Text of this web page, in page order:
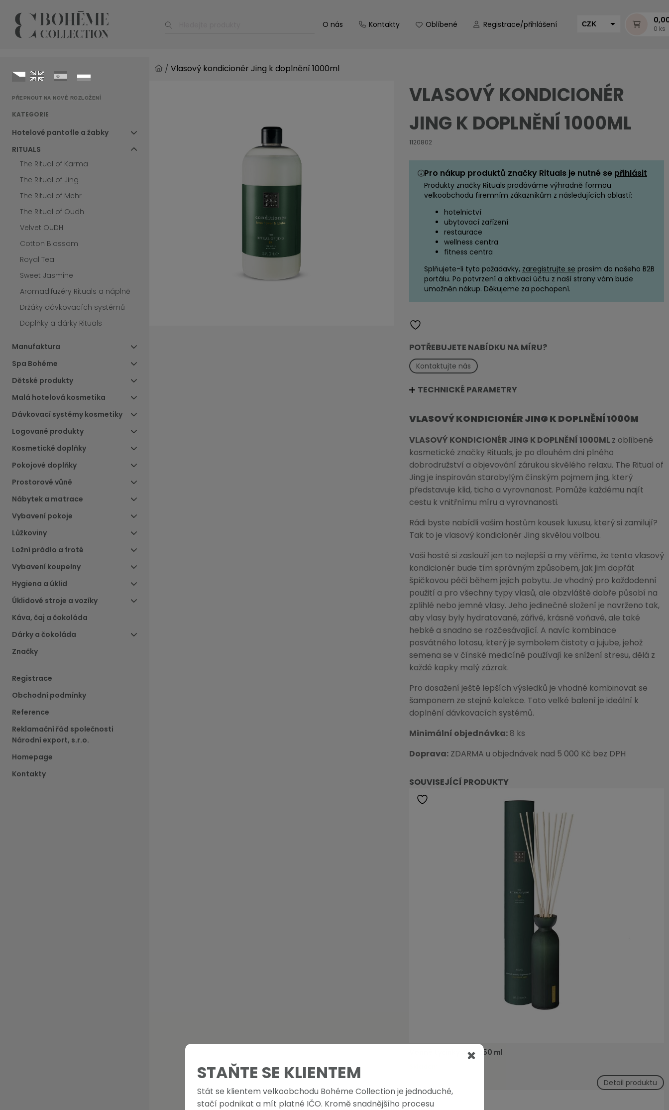
O nás Kontakty Oblíbené Registrace/přihlášení CZK
0 ks
PŘEPNOUT NA NOVÉ ROZLOŽENÍ
KATEGORIE
Hotelové pantofle a žabky
RITUALS
The Ritual of Karma
The Ritual of Jing
The Ritual of Mehr
The Ritual of Oudh
Velvet OUDH
Cotton Blossom
Royal Tea
Sweet Jasmine
Aromadifuzéry Rituals a náplně
Držáky dávkovacích systémů
Doplňky a dárky Rituals
Manufaktura
Spa Bohéme
Dětské produkty
Malá hotelová kosmetika
Dávkovací systémy kosmetiky
Logované produkty
Kosmetické doplňky
Pokojové doplňky
Prostorové vůně
Nábytek a matrace
Vybavení pokoje
Lůžkoviny
Ložní prádlo a froté
Vybavení koupelny
Hygiena a úklid
Úklidové stroje a vozíky
Káva, čaj a čokoláda
Dárky a čokoláda
Značky
Registrace
Obchodní podmínky
Reference
Reklamační řád společnosti
Národní export, s.r.o.
Homepage
Kontakty
/ Vlasový kondicionér Jing k doplnění 1000ml
VLASOVÝ KONDICIONÉR
JING K DOPLNĚNÍ 1000ML
1120802
Pro nákup produktů značky Rituals je nutné se přihlásit
Produkty značky Rituals prodáváme výhradně formou
velkoobchodu firemním zákazníkům z následujících oblastí:
hotelnictví
ubytovací zařízení
restaurace
wellness centra
fitness centra
Splňujete-li tyto požadavky, zaregistrujte se prosím do našeho B2B
portálu. Po potvrzení a aktivaci účtu z naší strany vám bude
umožněn nákup. Děkujeme za pochopení.
POTŘEBUJETE NABÍDKU NA MÍRU?
Kontaktujte nás
TECHNICKÉ PARAMETRY
VLASOVÝ KONDICIONÉR JING K DOPLNĚNÍ 1000M
VLASOVÝ KONDICIONÉR JING K DOPLNĚNÍ 1000MLz oblíbené
kosmetické značky Rituals, je po dlouhém dni plného
dobrodružství a objevování zárukou skvělého relaxu. The Ritual of
Jing je inspirován starobylým čínským pojmem jing, který
představuje klid, ticho a vyrovnanost. Pomůže každému najít
cestu k vnitřnímu míru a vyrovnanosti.
Rádi byste nabídli vašim hostům kousek luxusu, který si zamilují?
Tak to je vlasový kondicionér Jing skvělou volbou.
Vaši hosté si zaslouží jen to nejlepší a my věříme, že tento vlasový
kondicionér bude tím správným způsobem, jak jim dopřát
špičkovou péči během jejich pobytu. Je vhodný pro každodenní
použití a pro všechny typy vlasů, ale obzvláště dobře působí na
zplihlé nebo jemné vlasy. Jeho jedinečné složení je navrženo tak,
aby vlasy byly hydratované, zářivé, krásně voňavé, ale také
hebké a snadno se rozčesávající. A navíc kombinace
posvátného lotosu, který je symbolem čistoty a jujube, jehož
semena se v čínské medicíně používají ke snížení stresu, dělá z
každé kapky malý zázrak.
Pro dosažení ještě lepších výsledků je vhodné kombinovat se
šamponem ze stejné kolekce. Toto velké balení je ideální k
doplnění dávkovacích systémů.
Minimální objednávka: 8 ks
Doprava: ZDARMA u objednávek nad 5 000 Kč bez DPH
SOUVISEJÍCÍ PRODUKTY
Vonné tyčinky Jing 250 ml
Detail produktu
STAŇTE SE KLIENTEM
Stát se klientem velkoobchodu Bohéme Collection je jednoduché,
stačí podnikat a mít platné IČO. Kromě snadnějšího procesu